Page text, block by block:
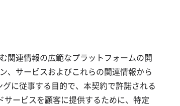
関連情報の広範なプラットフォームの開
、サービスおよびこれらの関連情報から
に従事する目的で、本契約で許諾される
ービスを顧客に提供するために、特定